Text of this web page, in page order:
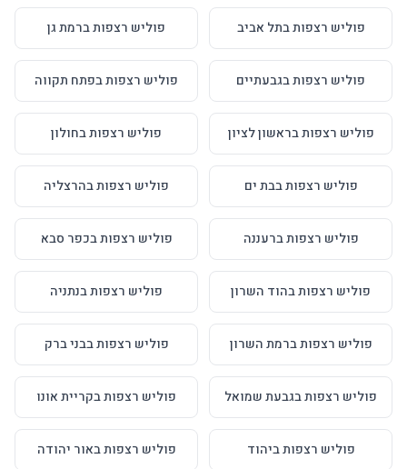
פוליש רצפות בתל אביב פוליש רצפות ברמת גן
פוליש רצפות בגבעתיים פוליש רצפות בפתח תקווה
פוליש רצפות בראשון לציון פוליש רצפות בחולון
פוליש רצפות בבת ים פוליש רצפות בהרצליה
פוליש רצפות ברעננה פוליש רצפות בכפר סבא
פוליש רצפות בהוד השרון פוליש רצפות בנתניה
פוליש רצפות ברמת השרון פוליש רצפות בבני ברק
פוליש רצפות בגבעת שמואל פוליש רצפות בקריית אונו
פוליש רצפות ביהוד פוליש רצפות באור יהודה